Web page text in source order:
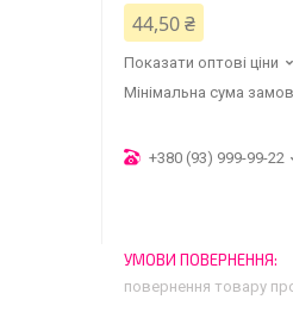
44,50 ₴
Показати оптові ціни
Мінімальна сума
+380 (93) 999-99-22
повернення товару